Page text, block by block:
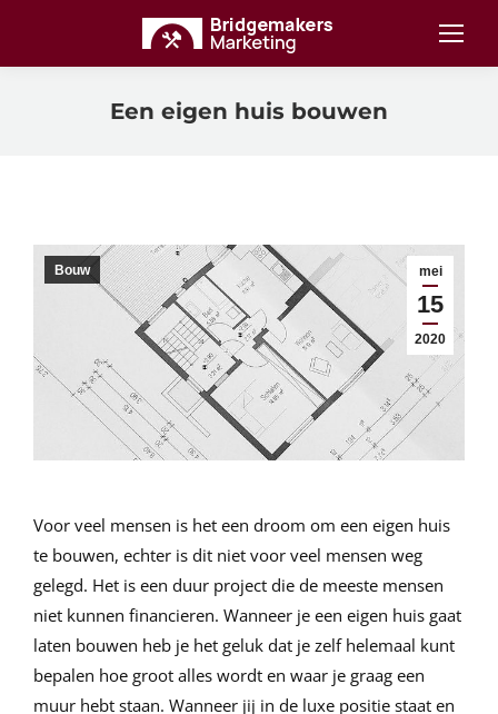
Een eigen huis bouwen
mei
15
2020
Bouw
Voor veel mensen is het een droom om een eigen huis
te bouwen, echter is dit niet voor veel mensen weg
gelegd. Het is een duur project die de meeste mensen
niet kunnen financieren. Wanneer je een eigen huis gaat
laten bouwen heb je het geluk dat je zelf helemaal kunt
bepalen hoe groot alles wordt en waar je graag een
muur hebt staan. Wanneer jij in de luxe positie staat en